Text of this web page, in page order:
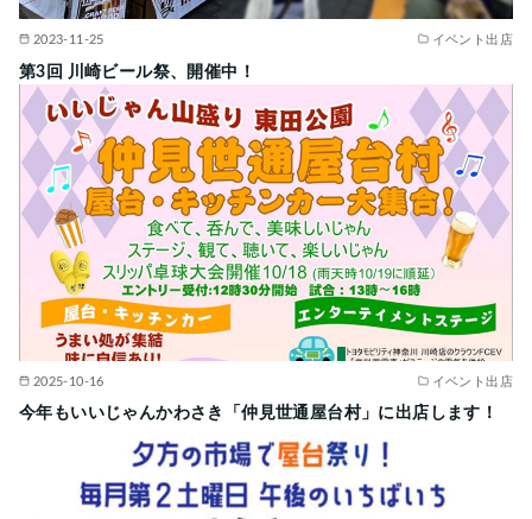
2023-11-25 イベント出店
第3回 川崎ビール祭、開催中！
2025-10-16 イベント出店
今年もいいじゃんかわさき「仲見世通屋台村」に出店します！